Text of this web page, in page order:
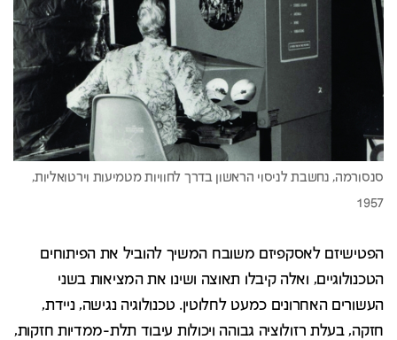
הפטישיזם לאסקפיזם משובח המשיך להוביל את הפיתוחים
הטכנולוגיים, ואלה קיבלו תאוצה ושינו את המציאות בשני
העשורים האחרונים כמעט לחלוטין. טכנולוגיה נגישה, ניידת,
חזקה, בעלת רזולוציה גבוהה ויכולות עיבוד תלת-ממדיות חזקות,